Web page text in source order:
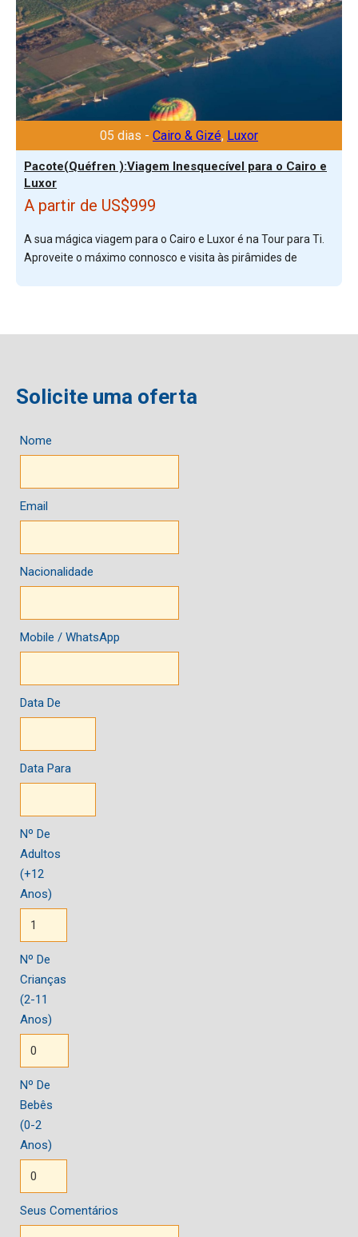
05 dias - Cairo & Gizé, Luxor
Pacote(Quéfren ):Viagem Inesquecível para o Cairo e
Luxor
A partir de US$999
A sua mágica viagem para o Cairo e Luxor é na Tour para Ti.
Aproveite o máximo connosco e visita às pirâmides de
Solicite uma oferta
Nome
Email
Nacionalidade
Mobile / WhatsApp
Data De
Data Para
Nº De
Adultos
(+12
Anos)
Nº De
Crianças
(2-11
Anos)
Nº De
Bebês
(0-2
Anos)
Seus Comentários